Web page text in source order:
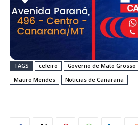
TAGS celeiro Governo de Mato Grosso
Mauro Mendes
Noticias de Canarana